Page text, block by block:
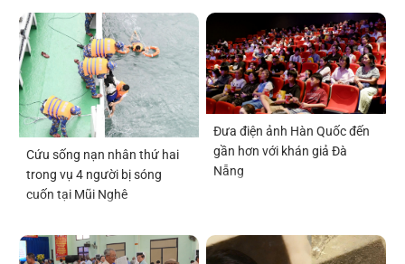
Cứu sống nạn nhân thứ hai
trong vụ 4 người bị sóng
cuốn tại Mũi Nghê
Đưa điện ảnh Hàn Quốc đến
gần hơn với khán giả Đà
Nẵng